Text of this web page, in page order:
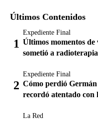
Últimos Contenidos
Expediente Final
Últimos momentos
sometió a
Expediente Final
Cómo perdió
recordó atentado con
La Red